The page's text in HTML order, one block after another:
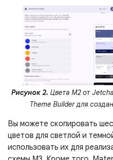
Рисунок 2. Цвета M2 от
Theme Builder для
Вы можете скопировать
цветов для светлой и
использовать их для